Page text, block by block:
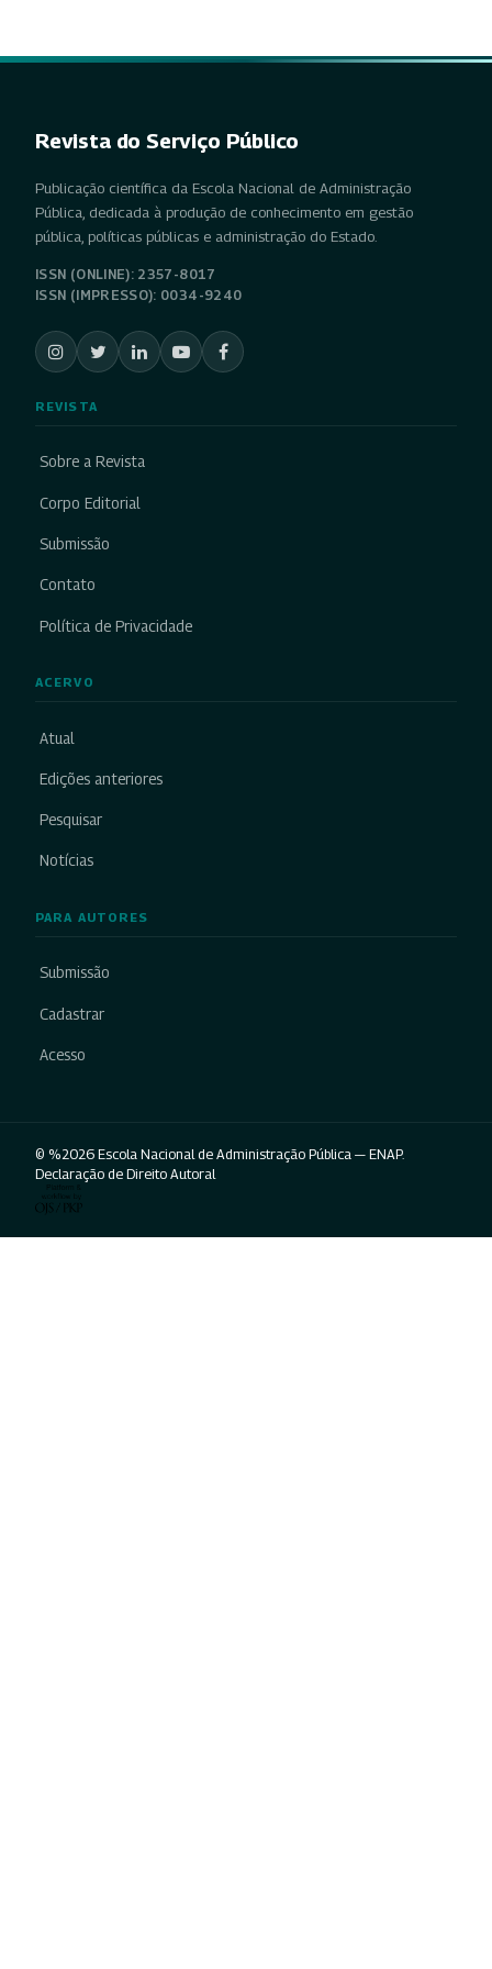
Revista do Serviço Público
Publicação científica da Escola Nacional de Administração
Pública, dedicada à produção de conhecimento em gestão
pública, políticas públicas e administração do Estado.
ISSN (ONLINE): 2357-8017
ISSN (IMPRESSO): 0034-9240
REVISTA
Sobre a Revista
Corpo Editorial
Submissão
Contato
Política de Privacidade
ACERVO
Atual
Edições anteriores
Pesquisar
Notícias
PARA AUTORES
Submissão
Cadastrar
Acesso
© %2026 Escola Nacional de Administração Pública — ENAP.
Declaração de Direito Autoral